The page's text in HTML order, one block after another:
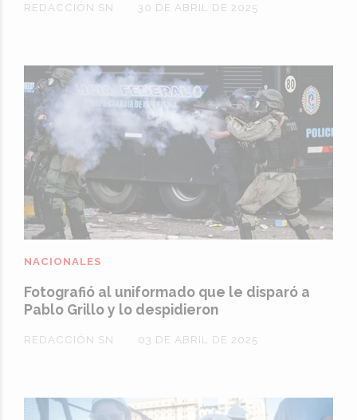
REDACCIÓN SN 30 DE ABRIL DE 2025
Fotografió al uniformado que le disparó a
Pablo Grillo y lo despidieron
REDACCIÓN SN
NACIONALES
03 DE ABRIL DE 2025